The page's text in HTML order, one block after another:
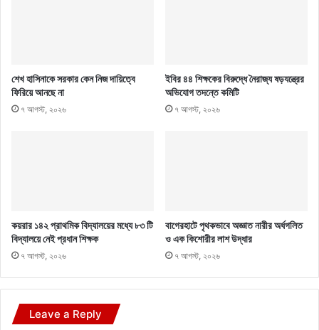
শেখ হাসিনাকে সরকার কেন নিজ দায়িত্বে
ফিরিয়ে আনছে না
৭ আগস্ট, ২০২৬
ইবির ৪৪ শিক্ষকের বিরুদ্ধে নৈরাজ্য ষড়যন্ত্রের
অভিযোগ তদন্তে কমিটি
৭ আগস্ট, ২০২৬
কয়রার ১৪২ প্রাথমিক বিদ্যালয়ের মধ্যে ৮৩ টি
বিদ্যালয়ে নেই প্রধান শিক্ষক
৭ আগস্ট, ২০২৬
বাগেরহাটে পৃথকভাবে অজ্ঞাত নারীর অর্ধগলিত
ও এক কিশোরীর লাশ উদ্ধার
৭ আগস্ট, ২০২৬
Leave a Reply